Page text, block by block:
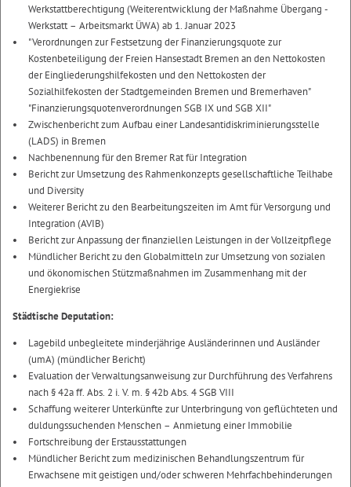
Werkstattberechtigung (Weiterentwicklung der Maßnahme Übergang -
Werkstatt – Arbeitsmarkt ÜWA) ab 1. Januar 2023
"Verordnungen zur Festsetzung der Finanzierungsquote zur
Kostenbeteiligung der Freien Hansestadt Bremen an den Nettokosten
der Eingliederungshilfekosten und den Nettokosten der
Sozialhilfekosten der Stadtgemeinden Bremen und Bremerhaven"
"Finanzierungsquotenverordnungen SGB IX und SGB XII"
Zwischenbericht zum Aufbau einer Landesantidiskriminierungsstelle
(LADS) in Bremen
Nachbenennung für den Bremer Rat für Integration
Bericht zur Umsetzung des Rahmenkonzepts gesellschaftliche Teilhabe
und Diversity
Weiterer Bericht zu den Bearbeitungszeiten im Amt für Versorgung und
Integration (AVIB)
Bericht zur Anpassung der finanziellen Leistungen in der Vollzeitpflege
Mündlicher Bericht zu den Globalmitteln zur Umsetzung von sozialen
und ökonomischen Stützmaßnahmen im Zusammenhang mit der
Energiekrise
Städtische Deputation:
Lagebild unbegleitete minderjährige Ausländerinnen und Ausländer
(umA) (mündlicher Bericht)
Evaluation der Verwaltungsanweisung zur Durchführung des Verfahrens
nach § 42a ff. Abs. 2 i. V. m. § 42b Abs. 4 SGB VIII
Schaffung weiterer Unterkünfte zur Unterbringung von geflüchteten und
duldungssuchenden Menschen – Anmietung einer Immobilie
Fortschreibung der Erstausstattungen
Mündlicher Bericht zum medizinischen Behandlungszentrum für
Erwachsene mit geistigen und/oder schweren Mehrfachbehinderungen